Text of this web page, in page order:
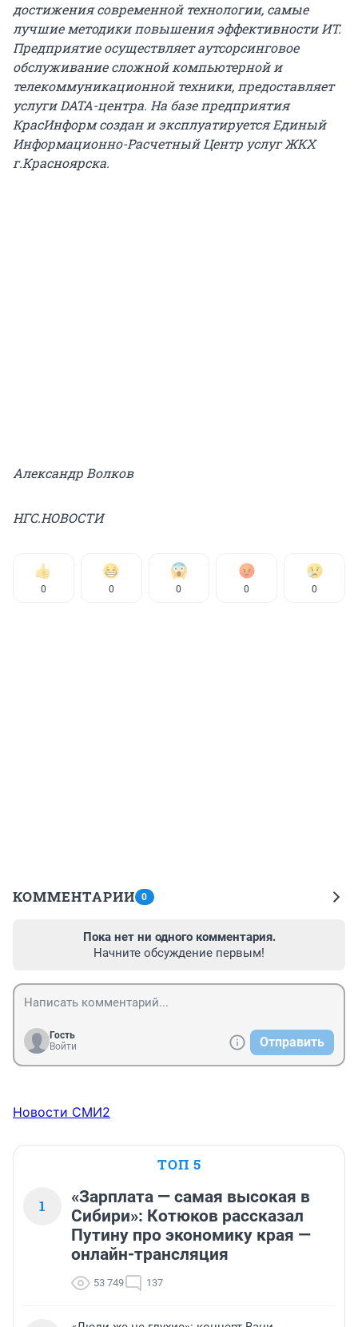
достижения современной технологии, самые
лучшие методики повышения эффективности ИТ.
Предприятие осуществляет аутсорсинговое
обслуживание сложной компьютерной и
телекоммуникационной техники, предоставляет
услуги DATA-центра. На базе предприятия
КрасИнформ создан и эксплуатируется Единый
Информационно-Расчетный Центр услуг ЖКХ
г.Красноярска.
Александр Волков
НГС.НОВОСТИ
0 0 0 0 0
КОММЕНТАРИИ 0
Пока нет ни одного комментария.
Начните обсуждение первым!
Гость
Войти
Отправить
Новости СМИ2
ТОП 5
1
«Зарплата — самая высокая в
Сибири»: Котюков рассказал
Путину про экономику края —
онлайн-трансляция
53 749 137